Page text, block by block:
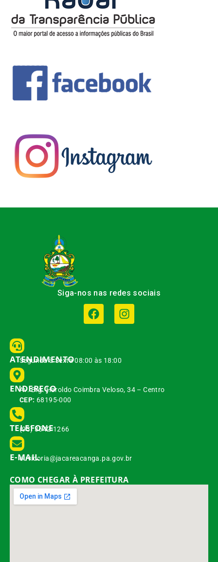
Siga-nos nas redes sociais
ATENDIMENTO
Segunda à Sexta 08:00 às 18:00
ENDEREÇO
Av. Brg. Haroldo Coimbra Veloso, 34 – Centro
CEP: 68195-000
TELEFONE
(93) 3542-1266
E-MAIL
ouvidoria@jacareacanga.pa.gov.br
COMO CHEGAR À PREFEITURA